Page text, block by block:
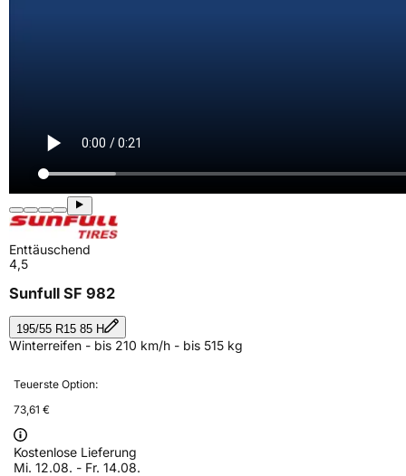
Enttäuschend
4,5
Sunfull SF 982
195/55 R15 85 H
Winterreifen - bis 210 km/h - bis 515 kg
Teuerste Option:
73,61 €
Kostenlose Lieferung
Mi. 12.08. - Fr. 14.08.